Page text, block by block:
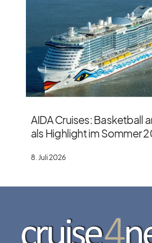
AIDA Cruises: Basketball
als Highlight im Sommer
8. Juli 2026